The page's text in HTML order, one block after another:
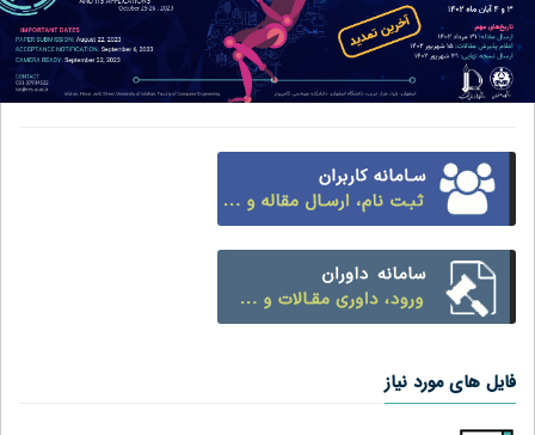
فایل های مورد نیاز